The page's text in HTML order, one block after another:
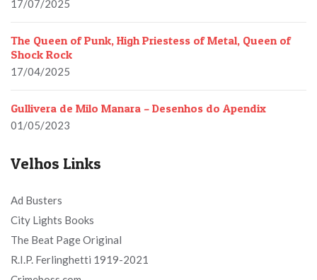
17/07/2025
The Queen of Punk, High Priestess of Metal, Queen of
Shock Rock
17/04/2025
Gullivera de Milo Manara – Desenhos do Apendix
01/05/2023
Velhos Links
Ad Busters
City Lights Books
The Beat Page Original
R.I.P. Ferlinghetti 1919-2021